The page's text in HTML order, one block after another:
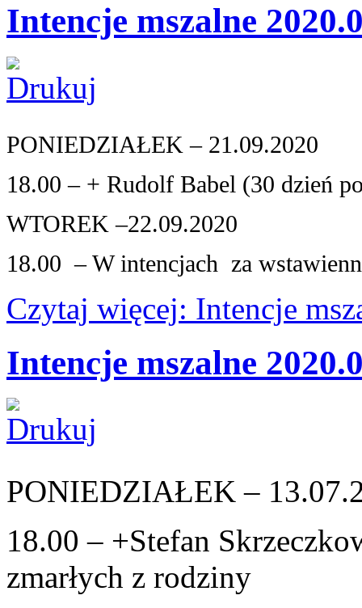
Intencje mszalne
PONIEDZIAŁEK – 21.09.2020
18.00 – + Rudolf Babel (30 dzień
WTOREK –22.09.2020
18.00 – W intencjach za
Czytaj więcej: Intencje
Intencje mszalne
PONIEDZIAŁEK –
18.00 – +Stefan
zmarłych z rodziny